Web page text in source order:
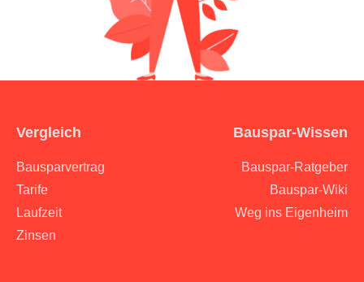
Vergleich
Bausparvertrag
Tarife
Laufzeit
Zinsen
Bauspar-Wissen
Bauspar-Ratgeber
Bauspar-Wiki
Weg ins Eigenheim